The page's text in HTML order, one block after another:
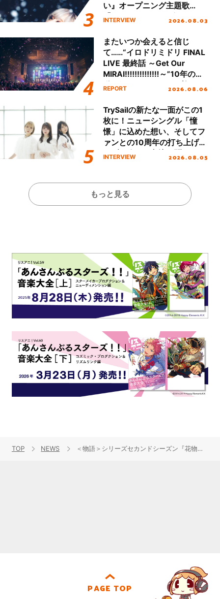
い』オープニング主題歌
「Amore」インタビュー
INTERVIEW 2026.08.03
またいつか会えると信じ
て……“イロドリミドリ FINAL
LIVE 最終話 ～Get Our
MIRAI!!!!!!!!!!!!!!～”10年の活
動を経てファイナルを迎える
REPORT 2026.08.06
TrySailの新たな一面がこの1
枚に！ニューシングル「憧
憬」に込めた想い、そしてフ
ァンとの10周年の打ち上げラ
イブを終えた心境を聞いた。
INTERVIEW 2026.08.05
もっと見る
TOP NEWS ＜物語＞シリーズセカンドシーズン『花物語』、5月31日より放送開始決定！沼地蠟花を演じるのは阿澄佳奈！
PAGE TOP